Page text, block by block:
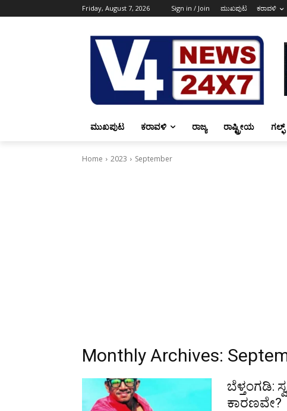
Friday, August 7, 2026 Sign in / Join ಮುಖಪುಟ ಕರಾವಳಿ
ಮುಖಪುಟ ಕರಾವಳಿ ರಾಜ್ಯ ರಾಷ್ಟ್ರೀಯ ಗಲ್ಫ್
Home 2023 September
Monthly Archives:
ಬೆಳ್ತಂಗಡಿ:
ಕಾರಣವೇ?